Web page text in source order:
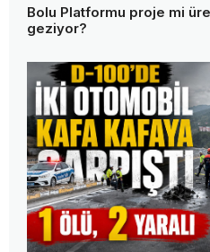
Bolu Platformu proje mi
geziyor?